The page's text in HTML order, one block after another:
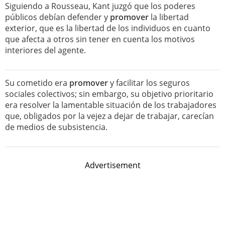
Siguiendo a Rousseau, Kant juzgó que los poderes
públicos debían defender y promover la libertad
exterior, que es la libertad de los individuos en cuanto
que afecta a otros sin tener en cuenta los motivos
interiores del agente.
Su cometido era promovery facilitar los seguros
sociales colectivos; sin embargo, su objetivo prioritario
era resolver la lamentable situación de los trabajadores
que, obligados por la vejez a dejar de trabajar, carecían
de medios de subsistencia.
Advertisement